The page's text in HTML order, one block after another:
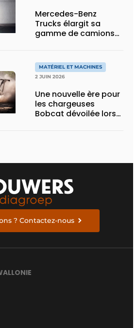
Mercedes-Benz
Trucks élargit sa
gamme de camions
eActros Lowliner
MATÉRIEL ET MACHINES
2 JUIN 2026
Une nouvelle ère pour
les chargeuses
Bobcat dévoilée lors
? Contactez-nous